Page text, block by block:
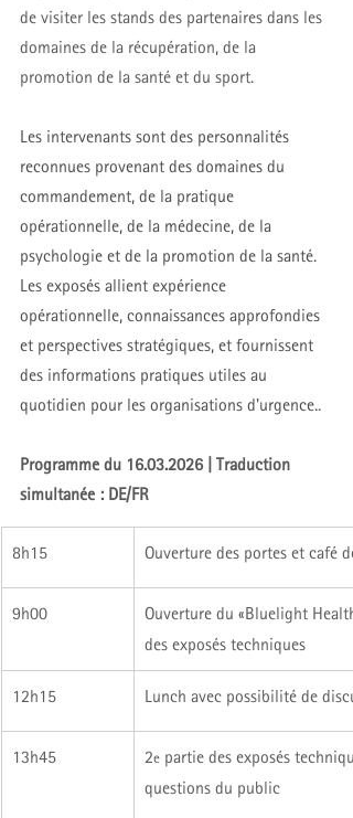
de visiter les stands des partenaires dans les
domaines de la récupération, de la
promotion de la santé et du sport.
Les intervenants sont des personnalités
reconnues provenant des domaines du
commandement, de la pratique
opérationnelle, de la médecine, de la
psychologie et de la promotion de la santé.
Les exposés allient expérience
opérationnelle, connaissances approfondies
et perspectives stratégiques, et fournissent
des informations pratiques utiles au
quotidien pour les organisations d'urgence..
Programme du 16.03.2026 | Traduction
simultanée : DE/FR
8h15 Ouverture des portes et café
9h00
Ouverture du «Bluelight
des exposés techniques
12h15 Lunch avec possibilité de
13h45 2e partie des exposés
questions du public